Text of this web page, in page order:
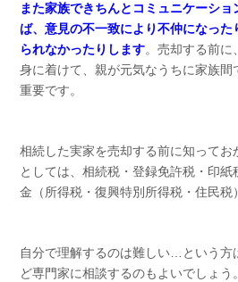
また家族できちんとコミュニケーシ
ば、意見の不一致により不仲になっ
られなかったりします。売却する前に
身に着けて、親が元気なうちに家族間
重要です。
相続した実家を売却する前に知ってお
としては、相続税・登録免許税・印
金（所得税・復興特別所得税・住民税
自分で理解するのは難しい…という方
ど専門家に相談するのもよいでしょう。